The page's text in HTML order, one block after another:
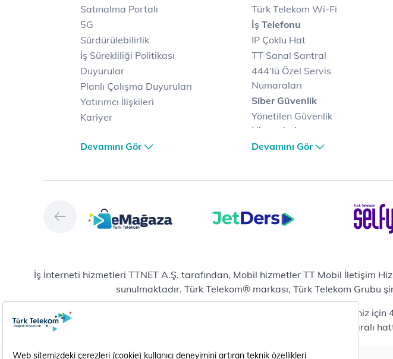
Satınalma Portalı
5G
Sürdürülebilirlik
İş Sürekliliği Politikası
Duyurular
Planlı Çalışma Duyuruları
Yatırımcı İlişkileri
Kariyer
Dağıtım
Hizmet Kalitesi Raporları
Vizyon & Değerlerimiz
Devamını Gör
Türk Telekom Wi-Fi
İş Telefonu
IP Çoklu Hat
TT Sanal Santral
444'lü Özel Servis
Numaraları
Siber Güvenlik
Yönetilen Güvenlik
Hizmetleri
Siber Güvenlik Merkezi
Sanal Veri Merkezi
E-posta
Bulut Tabanlı Yedekleme
Platform as a Service(PaaS)
Devamını Gör
İş İnterneti hizmetleri TTNET A.Ş. tarafından, Mobil hizmetler TT Mobil İletişim
sunulmaktadır. Türk Telekom® markası, Türk Telekom Grubu
Yeni abonelik ve numara taşıma başvurularında mobil bireysel talepleriniz
444 0375 numaralı